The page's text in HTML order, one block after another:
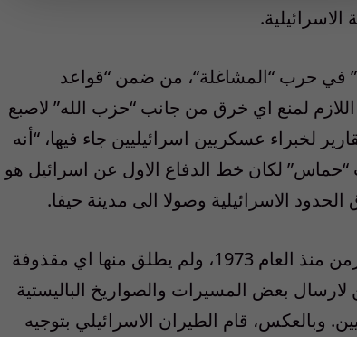
.
” في حرب “المشاغلة“، من ضمن “قواعد
لمنع اي خرق من جانب “حزب الله” لاصبع
لخبراء عسكريين اسرائيليين جاء فيها، “أنه
“حماس” لكان خط الدفاع الاول عن اسرائيل هو
الاسرائيلية وصولا الى مدينة حيفا.
منذ العام 1973، ولم يطلق منها اي مقذوفة
بعض المسيرات والصواريخ الباليستية
وبالعكس، قام الطيران الاسرائيلي بتوجيه